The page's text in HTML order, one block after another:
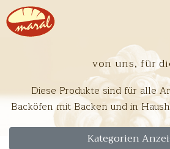
von uns, für
Diese Produkte sind für alle
Backöfen mit Backen und in
Kategorien